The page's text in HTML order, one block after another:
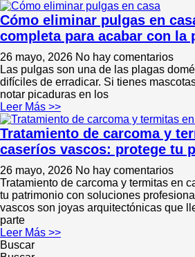
Cómo eliminar pulgas en
completa para acabar con la
26 mayo, 2026 No hay comentarios
Las pulgas son una de las plagas
difíciles de erradicar. Si tienes
notar picaduras en los
Leer Más >>
Tratamiento de carcoma y
caseríos vascos: protege tu
26 mayo, 2026 No hay comentarios
Tratamiento de carcoma y termitas en
tu patrimonio con soluciones
vascos son joyas arquitectónicas que
parte
Leer Más >>
Buscar